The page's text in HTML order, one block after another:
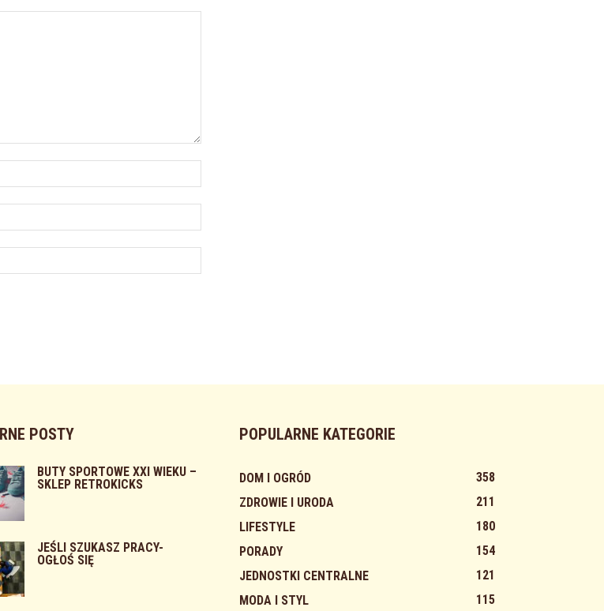
POSTY
BUTY SPORTOWE XXI WIEKU –
SKLEP RETROKICKS
JEŚLI SZUKASZ PRACY-
OGŁOŚ SIĘ
POPULARNE KATEGORIE
DOM I OGRÓD
358
ZDROWIE I URODA
211
LIFESTYLE
180
PORADY
154
JEDNOSTKI CENTRALNE
121
MODA I STYL
115